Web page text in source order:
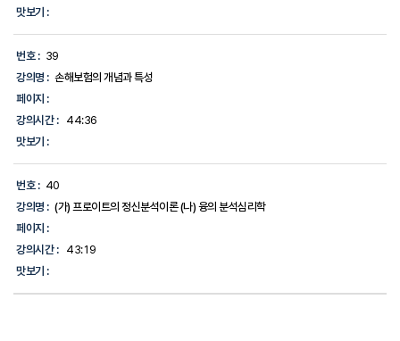
맛보기 :
번호 : 39
강의명 : 손해보험의 개념과 특성
페이지 :
강의시간 :
44:36
맛보기 :
번호 : 40
강의명 : (가) 프로이트의 정신분석이론 (나) 융의 분석심리학
페이지 :
강의시간 :
43:19
맛보기 :